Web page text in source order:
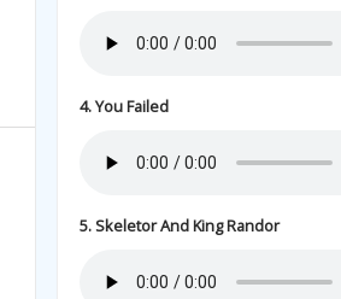
4. You Failed
5. Skeletor And King Randor